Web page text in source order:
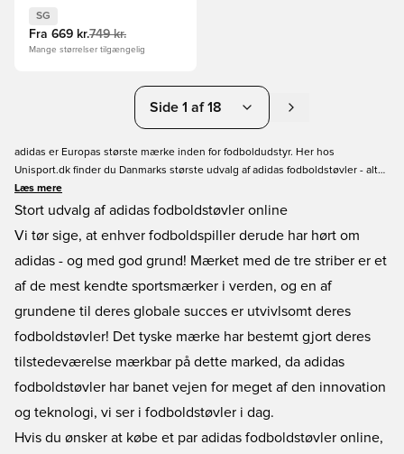
SG
Fra 669 kr.749 kr.
Mange størrelser tilgængelig
Side 1 af 18
adidas er Europas største mærke inden for fodboldudstyr. Her hos
Unisport.dk finder du Danmarks største udvalg af adidas fodboldstøvler - alt
fra topmodeller til prisvenlige alternativer til alle underlag. adidas har udviklet
tre fantastiske kollektioner, specialudviklet til tre spilletyper: adidas X er lavet
spilleren som dominerer spillet med sin kontrol, og adidas Messi til
magikeren som skaber alt ud af ingenting.
Læs mere
Stort udvalg af adidas fodboldstøvler online
Vi tør sige, at enhver fodboldspiller derude har hørt om
adidas - og med god grund! Mærket med de tre striber er et
af de mest kendte sportsmærker i verden, og en af
grundene til deres globale succes er utvivlsomt deres
fodboldstøvler! Det tyske mærke har bestemt gjort deres
tilstedeværelse mærkbar på dette marked, da adidas
fodboldstøvler har banet vejen for meget af den innovation
og teknologi, vi ser i fodboldstøvler i dag.
Hvis du ønsker at købe et par adidas fodboldstøvler online,